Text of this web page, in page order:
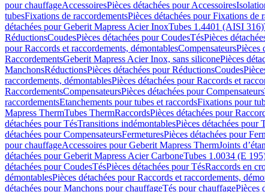
pour chauffageAccessoiresPièces détachées pour Accessoires
tubesFixations de raccordementsPièces détachées pour Fixations de
détachées pour Geberit Mapress Acier InoxTubes 1.4401 (AISI 316)
RéductionsCoudesPièces détachées pour CoudesTésPièces
pour Raccords et raccordements, démontablesCompensateursPièces
RaccordementsGeberit Mapress Acier Inox, sans siliconePièces
ManchonsRéductionsPièces détachées pour RéductionsCoudes
raccordements, démontablesPièces détachées pour Raccords et
RaccordementsCompensateursPièces détachées pour Compensateurs
raccordementsEtanchements pour tubes et raccordsFixations pour
Mapress ThermTubes ThermRaccordsPièces détachées pour
détachées pour TésTransitions indémontablesPièces détachées pour
détachées pour CompensateursFermeturesPièces détachées pour
pour chauffageAccessoires pour Geberit Mapress ThermJoints
détachées pour Geberit Mapress Acier CarboneTubes 1.0034 (E
détachées pour CoudesTésPièces détachées pour TésRaccords en
démontablesPièces détachées pour Raccords et raccordements,
détachées pour Manchons pour chauffageTés pour chauffagePièces